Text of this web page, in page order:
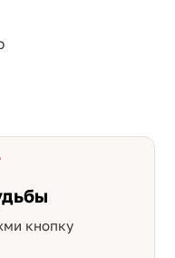
кнопку